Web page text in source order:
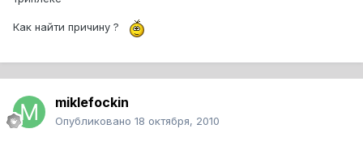
Как найти причину ?
miklefockin
Опубликовано 18 октября, 2010